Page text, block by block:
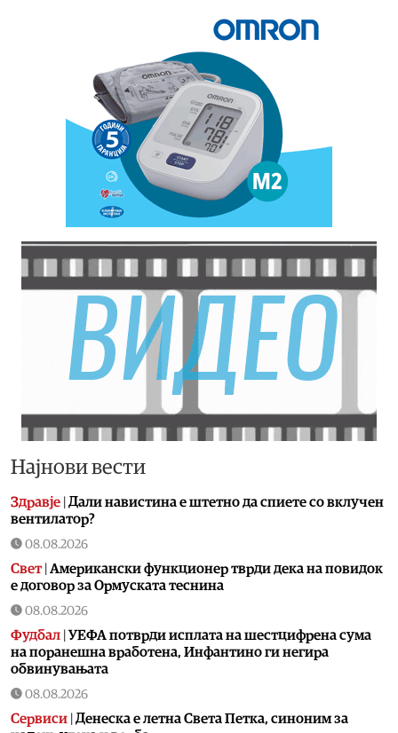
Најнови вести
Здравје Дали навистина е штетно да спиете со вклучен
вентилатор?
08.08.2026
Свет| Американски функционер тврди дека на повидок
е договор за Ормуската теснина
08.08.2026
Фудбал УЕФА потврди исплата на шестцифрена сума
на поранешна вработена, Инфантино ги негира
обвинувањата
08.08.2026
Сервиси Денеска е летна Света Петка, синоним за